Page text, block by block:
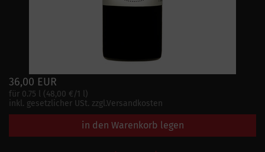
36,00 EUR
für 0.75 l (48,00 €/1 l)
inkl. gesetzlicher USt. zzgl.Versandkosten
in den Warenkorb legen